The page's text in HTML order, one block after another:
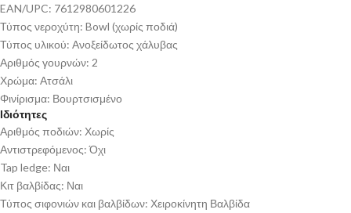
EAN/UPC: 7612980601226
Τύπος νεροχύτη: Bowl (χωρίς ποδιά)
Τύπος υλικού: Ανοξείδωτος χάλυβας
Αριθμός γουρνών: 2
Χρώμα: Ατσάλι
Φινίρισμα: Βουρτσισμένο
Ιδιότητες
Αριθμός ποδιών: Χωρίς
Αντιστρεφόμενος: Όχι
Tap ledge: Ναι
Κιτ βαλβίδας: Ναι
Τύπος σιφονιών και βαλβίδων: Χειροκίνητη Βαλβίδα